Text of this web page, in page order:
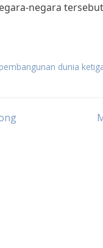
negara
dunia